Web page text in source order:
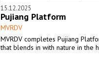
15.12.2025
Pujiang Platform
MVRDV
MVRDV completes Pujiang
that blends in with nature in the